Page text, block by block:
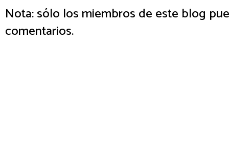
Nota: sólo los miembros de este blog
comentarios.